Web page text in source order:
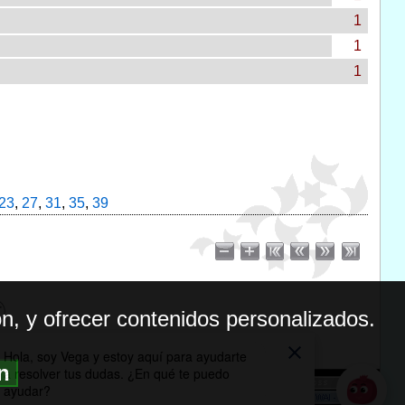
1
1
1
23, 27, 31, 35, 39
DE PRIVACIDAD
y ofrecer contenidos personalizados.